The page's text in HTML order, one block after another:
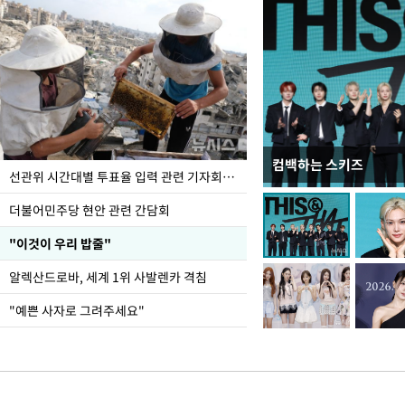
선관위 시간대별 투표율 입력 관련 기자회견하는 주진우 의원
더불어민주당 현안 관련 간담회
"이것이 우리 밥줄"
알렉산드로바, 세계 1위 사발렌카 격침
"예쁜 사자로 그려주세요"
컴백하는 스키즈
이번주 국회에는 무